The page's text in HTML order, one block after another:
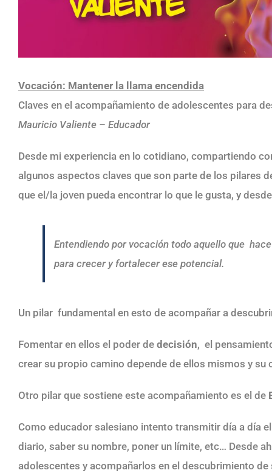
Vocación: Mantener la llama encendida
Claves en el acompañamiento de adolescentes para
Mauricio Valiente – Educador
Desde mi experiencia en lo cotidiano, compartiendo
algunos aspectos claves que son parte de los pilares
que el/la joven pueda encontrar lo que le gusta, y
Entendiendo por vocación todo aquello que
para crecer y fortalecer ese potencial.
Un pilar fundamental en esto de acompañar a
Fomentar en ellos el poder de decisión, el
crear su propio camino depende de ellos mismos y
Otro pilar que sostiene este acompañamiento es el de
Como educador salesiano intento transmitir día a día
diario, saber su nombre, poner un límite, etc… Desde
adolescentes y acompañarlos en el descubrimiento